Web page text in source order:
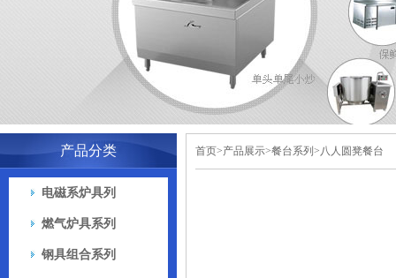
产品分类
电磁系炉具列
燃气炉具系列
钢具组合系列
首页>产品展示>餐台系列>八人圆凳餐台